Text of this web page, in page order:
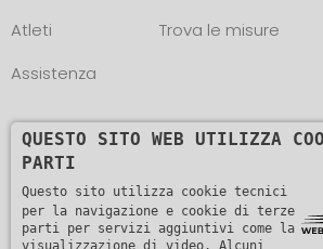
Atleti
Assistenza
Trova le misure
Copyright © L. NEGRINI &
QUESTO SITO WEB UTILIZZA
PARTI
Questo sito utilizza cookie tecnici
per la navigazione e cookie di terze
parti per servizi aggiuntivi come la
visualizzazione di video. Alcuni